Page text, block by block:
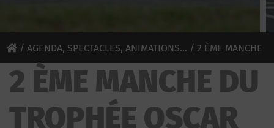
/ AGENDA, SPECTACLES, ANIMATIONS... / 2 ÈME MANCHE
DU TROPHÉE OSCAR PETIT
2 ÈME MANCHE DU
TROPHÉE OSCAR